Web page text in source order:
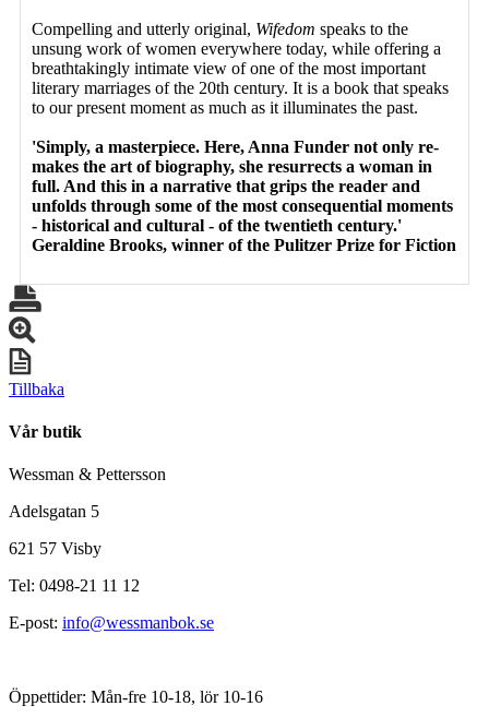
Compelling and utterly original, Wifedom speaks to the
unsung work of women everywhere today, while offering a
breathtakingly intimate view of one of the most important
literary marriages of the 20th century. It is a book that speaks
to our present moment as much as it illuminates the past.
'Simply, a masterpiece. Here, Anna Funder not only re-
makes the art of biography, she resurrects a woman in
full. And this in a narrative that grips the reader and
unfolds through some of the most consequential moments
- historical and cultural - of the twentieth century.'
Geraldine Brooks, winner of the Pulitzer Prize for Fiction
Tillbaka
Vår butik
Wessman & Pettersson
Adelsgatan 5
621 57 Visby
Tel: 0498-21 11 12
E-post: info@wessmanbok.se
Öppettider: Mån-fre 10-18, lör 10-16